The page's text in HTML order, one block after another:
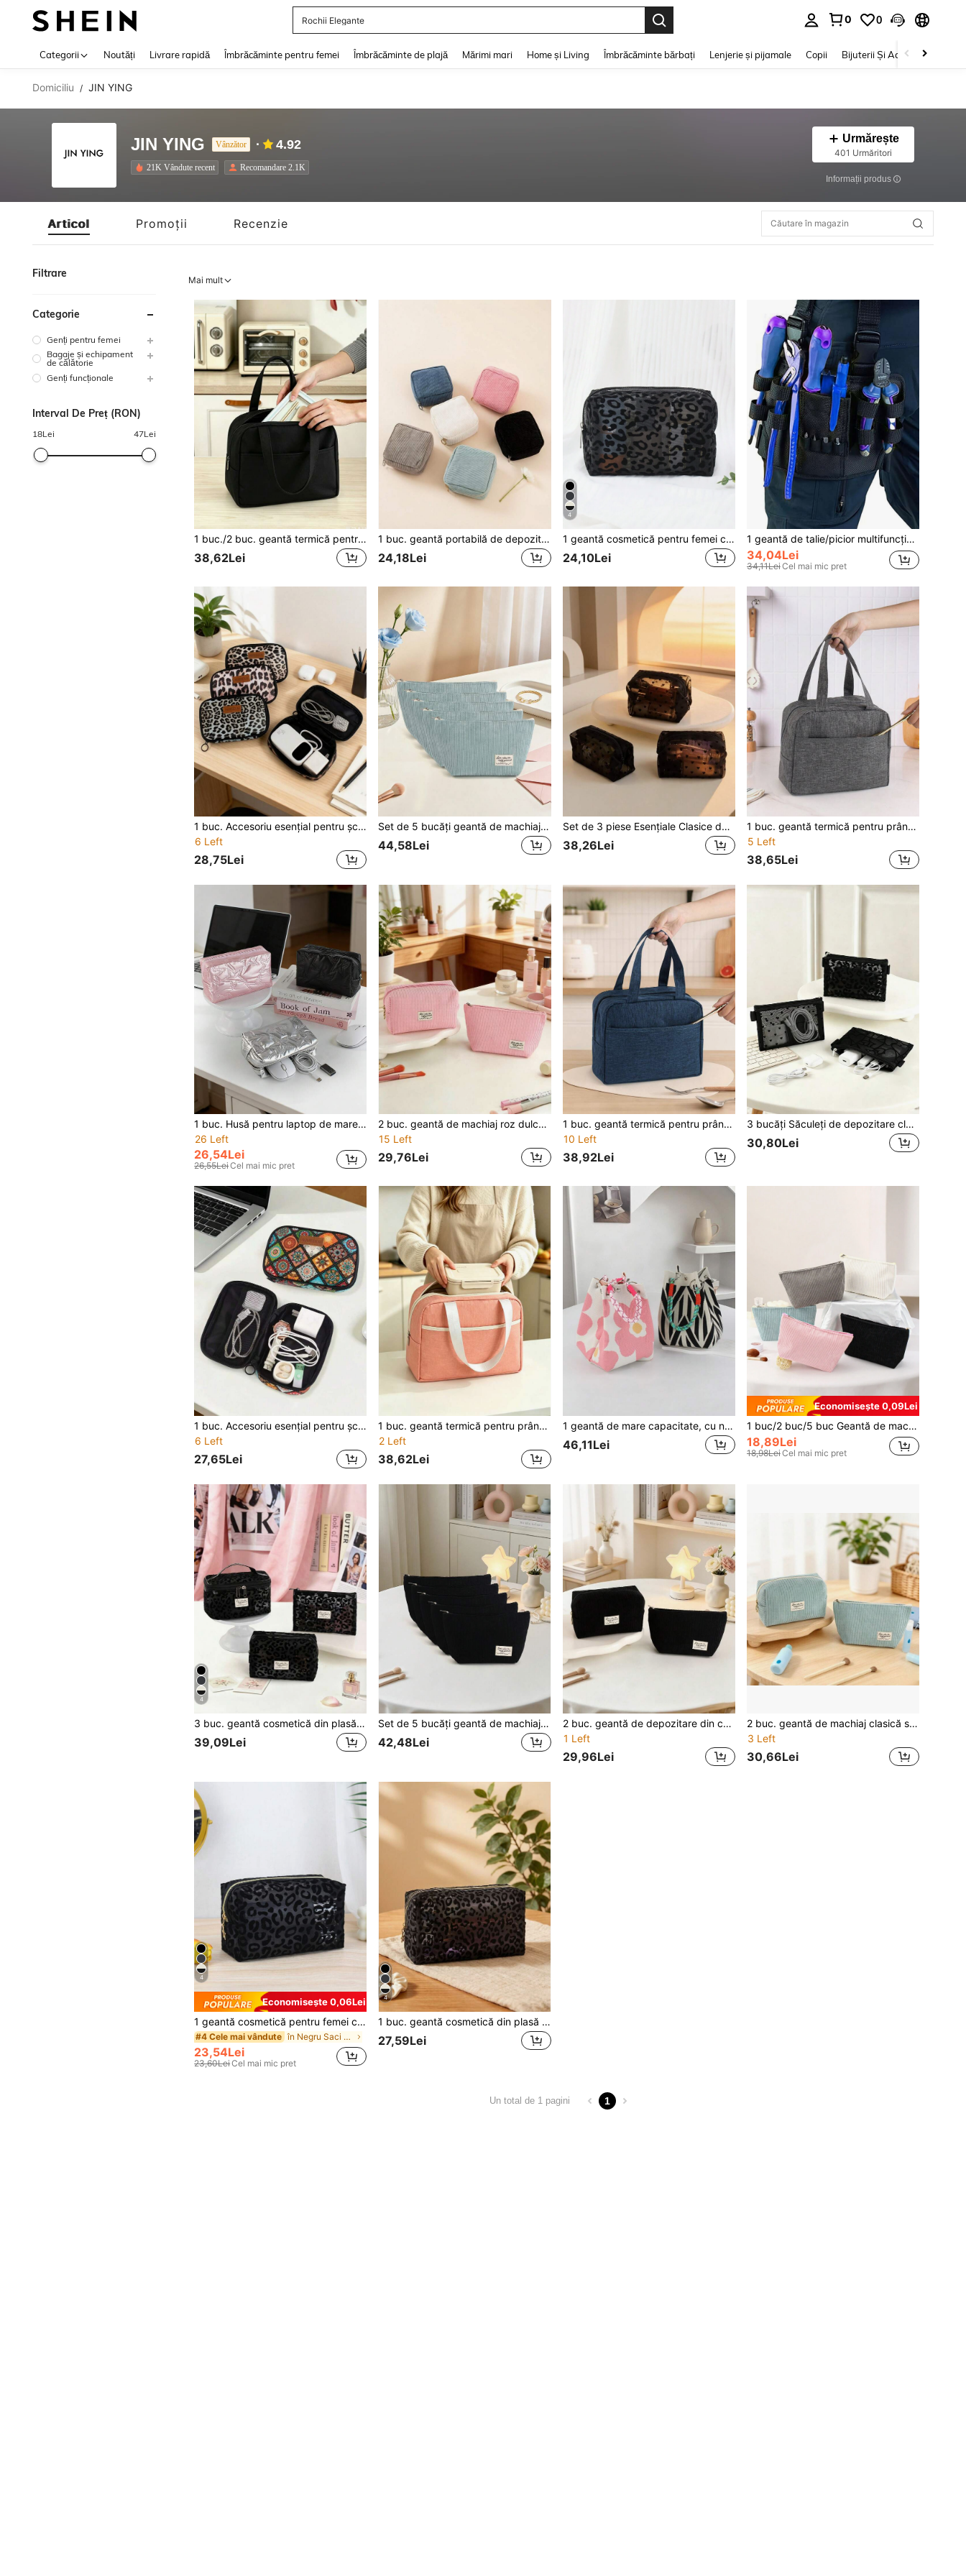
Rochii De Vară
0 0
Categorii Noutăți Livrare rapidă Îmbrăcăminte pentru femei Îmbrăcăminte de plajă Mărimi mari Home și Living Îmbrăcăminte bărbați Lenjerie și pijamale Copii Bijuterii Și Accesorii
Domiciliu / JIN YING
JIN YING Vânzător 4.92
21K Vândute recent Recomandare 2.1K
Urmărește
401 Urmăritori
Informații produs
Articol Promoții Recenzie
Filtrare
Categorie
Genți pentru femei
Bagaje și echipament
de călătorie
Genți funcționale
Interval De Preț (RON)
18Lei 47Lei
Mai mult
1 buc./2 buc. geantă termică pentru prânz cu capacitate mare, stil clasic, geantă pentru cutie bento, geantă portabilă pentru prânz pentru elevi, geantă portabilă pentru masă pentru angajați de birou, geantă pentru prânz stil Ins pentru întoarcerea la școală, geantă termică pentru prânz simplă și versatilă, geantă bento portabilă universală cu capacitate mare pentru elevi și angajați de birou
38,62Lei
1 buc. geantă portabilă de depozitare pentru tampoane sanitare din catifea clasică, compactă, etanșă la scurgeri, pentru absorbante menstruale, geantă de depozitare sanitară pentru călătorii
24,18Lei
4
1 geantă cosmetică pentru femei cu căptușeală din plasă, organizator de machiaj portabil, potrivit pentru călătorii și uz casnic, geantă de machiaj, geantă de toaletă, geantă de machiaj de călătorie, esențială pentru camera de cămin
24,10Lei
1 geantă de talie/picior multifuncțională pentru depozitarea sculelor, din metal negru, multistrat, 1 buc., geantă esențială pentru depozitarea sculelor în casă și în mașină, cu clemă reglabilă pentru curea, compactă și ușoară, potrivită pentru electricieni
34,04Lei
34,11LeiCel mai mic pret
1 buc. Accesoriu esențial pentru școală! Geantă de depozitare digitală cu capacitate mare, cu imprimeu leopard, dulce și cool, organizator de birou pentru elevi, adio haosul cablurilor, husă portabilă foarte atractivă pentru power bank și căști
6 Left
28,75Lei
Set de 5 bucăți geantă de machiaj clasică din catifea albastră | Stil Ins foarte atractiv, capacitate mare, geantă portabilă pentru depozitare produse de toaletă, organizator de birou, geantă de depozitare albastru dopamină
44,58Lei
Set de 3 piese Esențiale Clasice de Întoarcere la Școală din plasă! Set de 3 piese de geantă pentru machiaj cu inimă mică din plasă neagră, stil Ins, geantă portabilă pentru produse de îngrijire cu capacitate mare, geantă de depozitare, penar pentru elevi, portmonede
38,26Lei
1 buc. geantă termică pentru prânz cu capacitate mare, stil clasic, foarte atractivă, pentru cutie bento, de mână, pentru elevi și angajați de birou, portabilă, stil Ins, pentru întoarcerea la școală, simplă și versatilă, universală
5 Left
38,65Lei
1 buc. Husă pentru laptop de mare capacitate, ultra-ușoară, husă pentru laptop, husă pentru laptop, husă pentru laptop, geantă pentru laptop rezistentă la apă, pentru afaceri, pentru facultate, înapoi la școală
26 Left
26,54Lei
26,55LeiCel mai mic pret
2 buc. geantă de machiaj roz dulce, feminină, din catifea gazoasă, cu model dungi verticale, "Love Makes The World Go Around", buzunar de depozitare portabil, cu capacitate mare, geantă de toaletă de mână, esențială pentru naveta zilnică și călătorii
15 Left
29,76Lei
1 buc. geantă termică pentru prânz cu capacitate mare, stil clasic, geantă bento estetică, geantă portabilă pentru cutia de prânz pentru elevi, geantă portabilă pentru masă pentru angajați de birou, geantă de prânz stil Ins pentru întoarcerea la școală, geantă termică pentru prânz simplă și versatilă, geantă bento portabilă cu capacitate mare universală pentru elevi și angajați de birou
10 Left
38,92Lei
3 bucăți Săculeți de depozitare clasici din plasă transparentă, husă multifuncțională pentru cabluri de date și accesorii digitale, organizator de birou, geantă de călătorie pentru cosmetice și machiaj, esențial pentru cameră de cămin, penar portabil pentru rechizite școlare
30,80Lei
1 buc. Accesoriu esențial pentru școală! Geantă de depozitare digitală colorată, stil boem vintage, organizator de birou pentru elevi, adio cabluri încurcate, husă portabilă pentru power bank și căști
6 Left
27,65Lei
1 buc. geantă termică pentru prânz cu capacitate mare, stil clasic, geantă bento foarte atractivă pentru femei, studenți și angajați de birou, geantă portabilă pentru cutia de prânz, stil Ins, pentru sezonul de întoarcere la școală, geantă termică simplă și versatilă, geantă bento de mână cu capacitate mare pentru studenți și angajați de birou
2 Left
38,62Lei
1 geantă de mare capacitate, cu noduri roz și negre, cu motive florale drăguțe, elegantă, geantă de voiaj versatilă
46,11Lei
Economisește 0,09Lei
1 buc/2 buc/5 buc Geantă de machiaj nouă, minimalistă, la modă, fresh și drăguță, din catifea, recomandată pentru întoarcerea la școală, portabilă, multifuncțională, pentru retușuri, penar, geantă pentru depozitare pensule de machiaj, organizator portabil pentru instrumente de machiaj, potrivită pentru căminul studenților, călătorii și uz casnic
18,89Lei
18,98LeiCel mai mic pret
4
3 buc. geantă cosmetică din plasă pentru femei, organizator portabil pentru machiaj, pentru călătorii și acasă, geantă pentru depozitare produse de toaletă, trusă pentru retușuri, geantă mică de călătorie, esențială pentru școală, cămin și acasă
39,09Lei
Set de 5 bucăți geantă de machiaj clasică din catifea neagră | Stil Ins foarte atractiv, capacitate mare, geantă portabilă pentru depozitare produse de toaletă, organizator de birou, geantă de depozitare Dopamine Black
42,48Lei
2 buc. geantă de depozitare din catifea moale, stil clasic Ins, "Love Makes The World Go Around", neagră, premium, cu capacitate mare, geantă de machiaj, geantă de mână portabilă pentru studenți, geantă de călătorie pentru articole de toaletă, organizator de birou
1 Left
29,96Lei
2 buc. geantă de machiaj clasică stil Ins, din catifea albastră, cu mesajul "Love Makes The World Go Around", capacitate mare, portabilă, pentru cosmetice, călătorii și depozitare, penar pentru papetărie și creioane, tip clutch, pentru studenți
3 Left
30,66Lei
4
Economisește 0,06Lei
1 geantă cosmetică pentru femei cu căptușeală din plasă, organizator de machiaj portabil, potrivit pentru călătorii și uz casnic, geantă de machiaj, geantă de toaletă, geantă de machiaj de călătorie, esențială pentru camera de cămin
#4 Cele mai vândute în Negru Saci de machiaj
23,54Lei
23,60LeiCel mai mic pret
4
1 buc. geantă cosmetică din plasă pentru femei, organizator portabil pentru machiaj, pentru călătorii și casă, geantă de depozitare pentru articole de toaletă, geantă pentru retușuri, geantă mică de călătorie, esențială pentru școală, cămin și casă
27,59Lei
Un total de 1 pagini 1